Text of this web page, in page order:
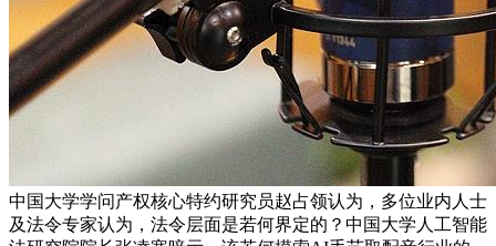
中国大学学问产权核心特约研究员赵占领认为，多位业内人士
及法令专家认为，法令层面是若何界定的？中国大学人工智能